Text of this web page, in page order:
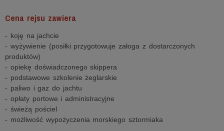
Cena rejsu zawiera
- koję na jachcie
- wyżywienie (posiłki przygotowuje załoga z dostarczonych
produktów)
- opiekę doświadczonego skippera
- podstawowe szkolenie żeglarskie
- paliwo i gaz do jachtu
- opłaty portowe i administracyjne
- świeżą pościel
- możliwość wypożyczenia morskiego sztormiaka